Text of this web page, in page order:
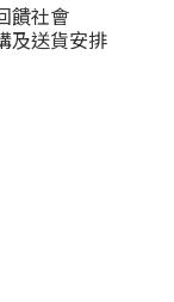
饋社會
及送貨安排